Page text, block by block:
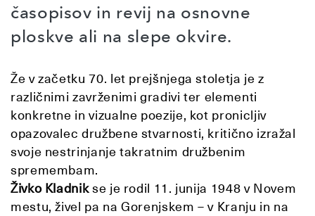
časopisov in revij na osnovne
ploskve ali na slepe okvire.
Že v začetku 70. let prejšnjega stoletja je z
različnimi zavrženimi gradivi ter elementi
konkretne in vizualne poezije, kot pronicljiv
opazovalec družbene stvarnosti, kritično izražal
svoje nestrinjanje takratnim družbenim
spremembam.
Živko Kladnikse je rodil 11. junija 1948 v Novem
mestu, živel pa na Gorenjskem – v Kranju in na